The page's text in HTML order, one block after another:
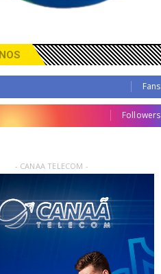
Fans
Followers
- CANAA TELECOM -